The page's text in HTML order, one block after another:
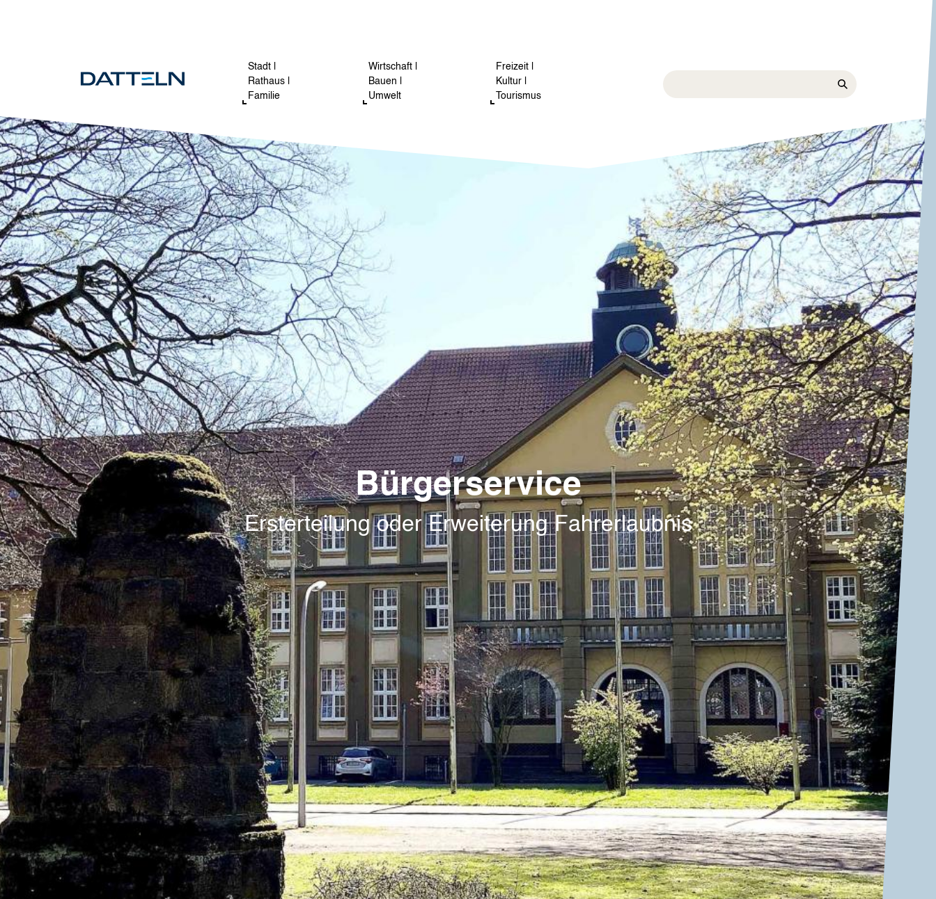
Stadt |
Rathaus |
Familie
Wirtschaft |
Bauen |
Umwelt
Freizeit |
Kultur |
Tourismus
Bürgerservice
Ersterteilung oder Erweiterung Fahrerlaubnis